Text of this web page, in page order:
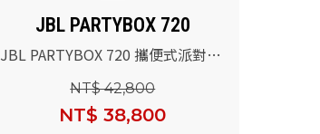
JBL PARTYBOX 720
JBL PARTYBOX 720 攜便式派對燈
NT$ 42,800
NT$ 38,800